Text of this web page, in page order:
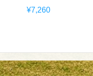
¥7,260